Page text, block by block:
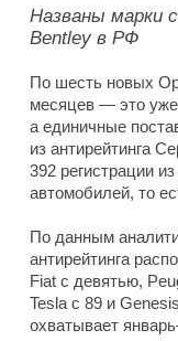
Названы марки
Bentley в РФ
По шесть новых
месяцев — это
а единичные
из антирейтинга
392 регистрации
автомобилей, то
По данным
антирейтинга
Fiat с девятью,
Tesla с 89 и
охватывает